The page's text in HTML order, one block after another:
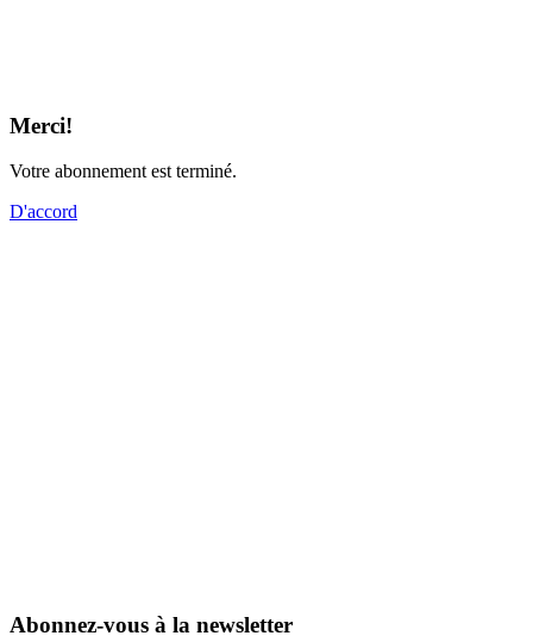
Merci!
Votre abonnement est terminé.
D'accord
Abonnez-vous à la newsletter